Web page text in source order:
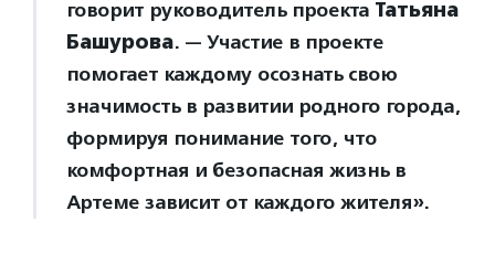
говорит руководитель проекта Татьяна
Башурова. — Участие в проекте
помогает каждому осознать свою
значимость в развитии родного города,
формируя понимание того, что
комфортная и безопасная жизнь в
Артеме зависит от каждого жителя».